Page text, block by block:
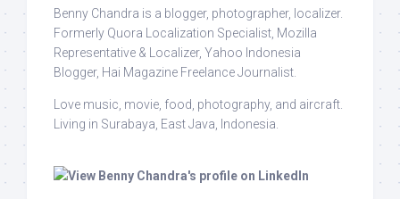
Benny Chandra is a blogger, photographer, localizer.
Formerly Quora Localization Specialist, Mozilla
Representative & Localizer, Yahoo Indonesia
Blogger, Hai Magazine Freelance Journalist.
Love music, movie, food, photography, and aircraft.
Living in Surabaya, East Java, Indonesia.